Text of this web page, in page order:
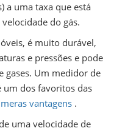
a uma taxa que está
do gás.
é muito durável,
e pressões e pode
gases. Um medidor de
um dos favoritos das
vantagens.
uma velocidade de